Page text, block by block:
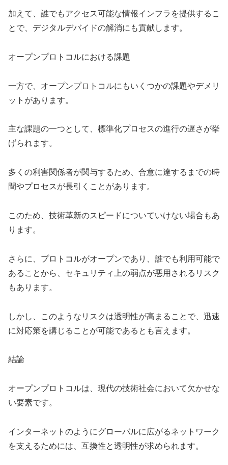
加えて、誰でもアクセス可能な情報インフラを提供するこ
とで、デジタルデバイドの解消にも貢献します。
オープンプロトコルにおける課題
一方で、オープンプロトコルにもいくつかの課題やデメリ
ットがあります。
主な課題の一つとして、標準化プロセスの進行の遅さが挙
げられます。
多くの利害関係者が関与するため、合意に達するまでの時
間やプロセスが長引くことがあります。
このため、技術革新のスピードについていけない場合もあ
ります。
さらに、プロトコルがオープンであり、誰でも利用可能で
あることから、セキュリティ上の弱点が悪用されるリスク
もあります。
しかし、このようなリスクは透明性が高まることで、迅速
に対応策を講じることが可能であるとも言えます。
結論
オープンプロトコルは、現代の技術社会において欠かせな
い要素です。
インターネットのようにグローバルに広がるネットワーク
を支えるためには、互換性と透明性が求められます。